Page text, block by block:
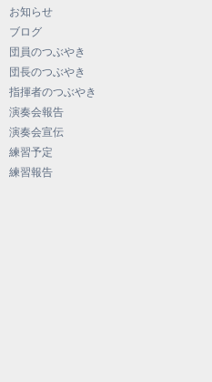
お知らせ
ブログ
団員のつぶやき
団長のつぶやき
指揮者のつぶやき
演奏会報告
演奏会宣伝
練習予定
練習報告